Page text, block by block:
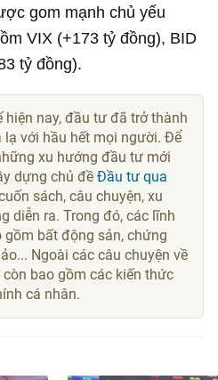
gom mạnh chủ yếu
VIX (+173 tỷ đồng), BID
tỷ đồng).
nay, đầu tư đã trở thành
lạ với hầu hết mọi người. Để
xu hướng đầu tư mới
dựng chủ đềĐầu tư qua
sách, câu chuyện, xu
diễn ra. Trong đó, các lĩnh
bất động sản, chứng
Ngoài các câu chuyện về
bao gồm các kiến thức
cá nhân.